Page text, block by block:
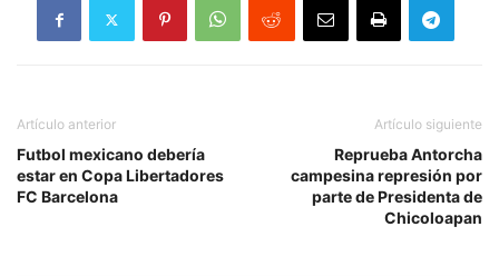
Artículo anterior
Futbol mexicano debería
estar en Copa Libertadores
FC Barcelona
Artículo siguiente
Reprueba Antorcha
campesina represión por
parte de Presidenta de
Chicoloapan